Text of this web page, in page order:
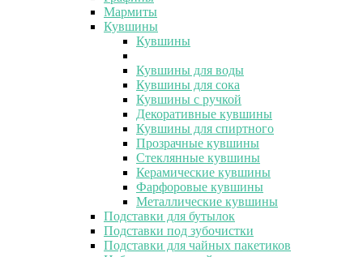
Мармиты
Кувшины
Кувшины
Кувшины для воды
Кувшины для сока
Кувшины с ручкой
Декоративные кувшины
Кувшины для спиртного
Прозрачные кувшины
Стеклянные кувшины
Керамические кувшины
Фарфоровые кувшины
Металлические кувшины
Подставки для бутылок
Подставки под зубочистки
Подставки для чайных пакетиков